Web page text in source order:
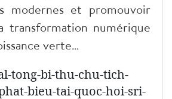
modernes et promouvoir
transformation numérique
verte…